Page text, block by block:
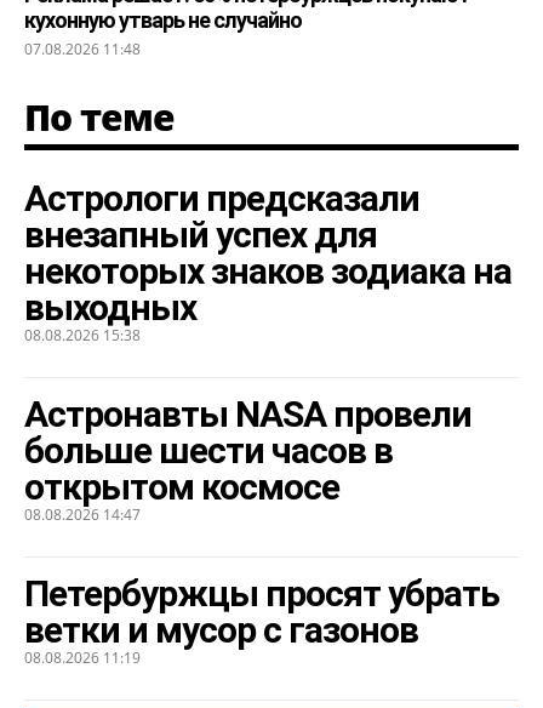
кухонную утварь не случайно
07.08.2026 11:48
По теме
Астрологи предсказали
внезапный успех для
некоторых знаков зодиака на
выходных
08.08.2026 15:38
Астронавты NASA провели
больше шести часов в
открытом космосе
08.08.2026 14:47
Петербуржцы просят убрать
ветки и мусор с газонов
08.08.2026 11:19